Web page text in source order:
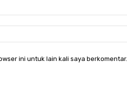
ini untuk lain kali saya berkomentar.